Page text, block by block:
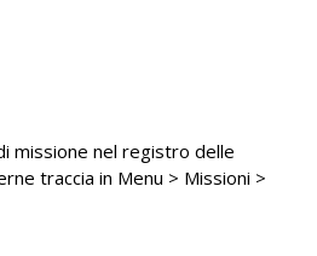
missione nel registro delle
traccia in Menu > Missioni >